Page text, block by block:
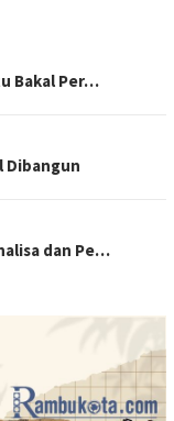
Bakal Per…
Dibangun
dan Pe…